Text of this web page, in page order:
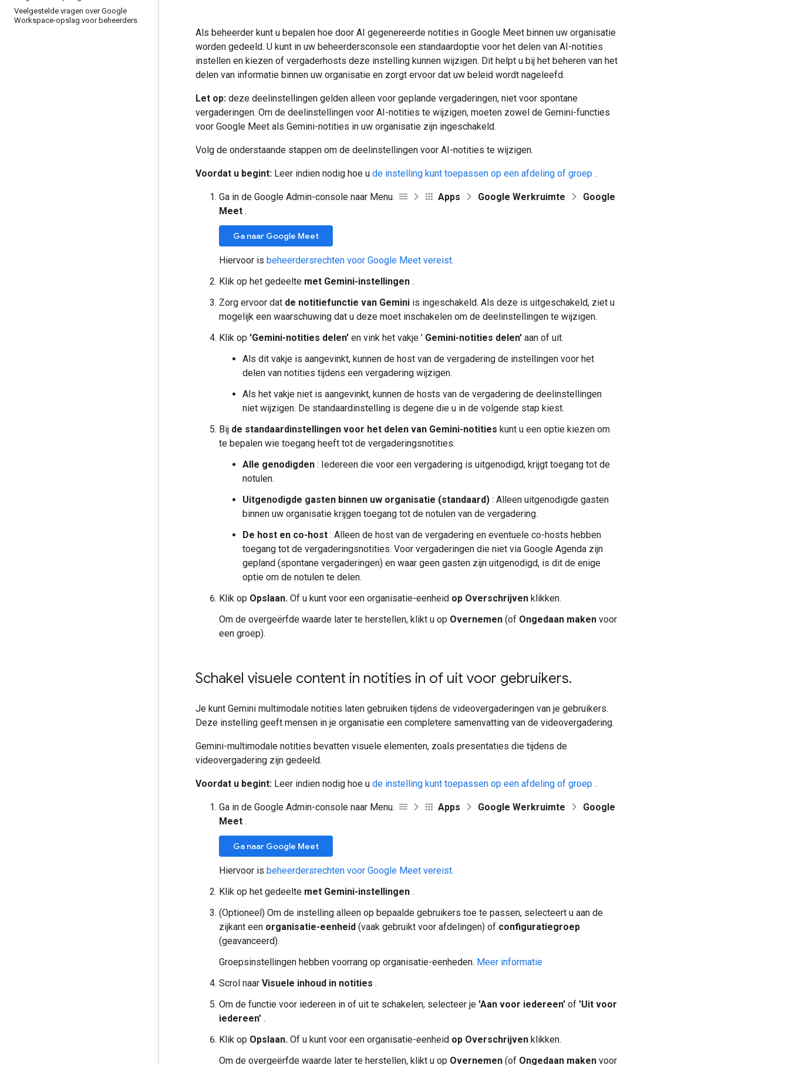
Veelgestelde vragen over Google
Workspace-opslag voor beheerders
Als beheerder kunt u bepalen hoe door AI gegenereerde notities in Google Meet binnen uw organisatie
worden gedeeld. U kunt in uw beheerdersconsole een standaardoptie voor het delen van AI-notities
instellen en kiezen of vergaderhosts deze instelling kunnen wijzigen. Dit helpt u bij het beheren van het
delen van informatie binnen uw organisatie en zorgt ervoor dat uw beleid wordt nageleefd.
Let op: deze deelinstellingen gelden alleen voor geplande vergaderingen, niet voor spontane
vergaderingen. Om de deelinstellingen voor AI-notities te wijzigen, moeten zowel de Gemini-functies
voor Google Meet als Gemini-notities in uw organisatie zijn ingeschakeld.
Volg de onderstaande stappen om de deelinstellingen voor AI-notities te wijzigen.
Voordat u begint: Leer indien nodig hoe u de instelling kunt toepassen op een afdeling of groep .
Ga in de Google Admin-console naar Menu. Apps Google Werkruimte
Google
Meet .
Ga naar Google Meet
Hiervoor is beheerdersrechten voor Google Meet vereist.
Klik op het gedeelte met Gemini-instellingen .
Zorg ervoor dat de notitiefunctie van Gemini is ingeschakeld. Als deze is uitgeschakeld, ziet u
mogelijk een waarschuwing dat u deze moet inschakelen om de deelinstellingen te wijzigen.
Klik op 'Gemini-notities delen' en vink het vakje ' Gemini-notities delen' aan of uit.
Als dit vakje is aangevinkt, kunnen de host van de vergadering de instellingen voor het
delen van notities tijdens een vergadering wijzigen.
Als het vakje niet is aangevinkt, kunnen de hosts van de vergadering de deelinstellingen
niet wijzigen. De standaardinstelling is degene die u in de volgende stap kiest.
Bij de standaardinstellingen voor het delen van Gemini-notities kunt u een optie kiezen om
te bepalen wie toegang heeft tot de vergaderingsnotities:
Alle genodigden : Iedereen die voor een vergadering is uitgenodigd, krijgt toegang tot de
notulen.
Uitgenodigde gasten binnen uw organisatie (standaard) : Alleen uitgenodigde gasten
binnen uw organisatie krijgen toegang tot de notulen van de vergadering.
De host en co-host : Alleen de host van de vergadering en eventuele co-hosts hebben
toegang tot de vergaderingsnotities. Voor vergaderingen die niet via Google Agenda zijn
gepland (spontane vergaderingen) en waar geen gasten zijn uitgenodigd, is dit de enige
optie om de notulen te delen.
Klik op Opslaan. Of u kunt voor een organisatie-eenheid op Overschrijven klikken.
Om de overgeërfde waarde later te herstellen, klikt u op Overnemen (of Ongedaan maken voor
een groep).
Schakel visuele content in notities in of uit voor gebruikers.
Je kunt Gemini multimodale notities laten gebruiken tijdens de videovergaderingen van je gebruikers.
Deze instelling geeft mensen in je organisatie een completere samenvatting van de videovergadering.
Gemini-multimodale notities bevatten visuele elementen, zoals presentaties die tijdens de
videovergadering zijn gedeeld.
Voordat u begint: Leer indien nodig hoe u de instelling kunt toepassen op een afdeling of groep .
Ga in de Google Admin-console naar Menu. Apps Google Werkruimte
Google
Meet .
Ga naar Google Meet
Hiervoor is beheerdersrechten voor Google Meet vereist.
Klik op het gedeelte met Gemini-instellingen .
(Optioneel) Om de instelling alleen op bepaalde gebruikers toe te passen, selecteert u aan de
zijkant een organisatie-eenheid (vaak gebruikt voor afdelingen) of configuratiegroep
(geavanceerd).
Groepsinstellingen hebben voorrang op organisatie-eenheden. Meer informatie
Scrol naar Visuele inhoud in notities .
Om de functie voor iedereen in of uit te schakelen, selecteer je 'Aan voor iedereen' of 'Uit voor
iedereen' .
Klik op Opslaan. Of u kunt voor een organisatie-eenheid op Overschrijven klikken.
Om de overgeërfde waarde later te herstellen, klikt u op Overnemen (of Ongedaan maken voor